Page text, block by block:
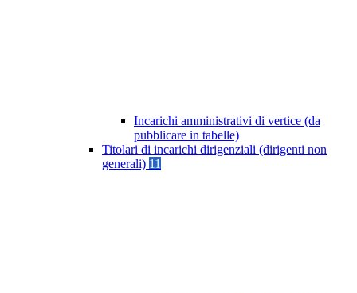
Incarichi amministrativi di vertice (da
pubblicare in tabelle)
Titolari di incarichi dirigenziali (dirigenti non
generali) 11